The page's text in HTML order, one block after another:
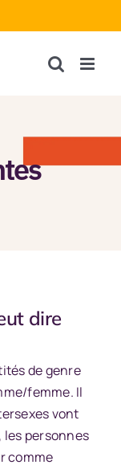
dire
de genre
femme. Il
svont
les personnes
comme